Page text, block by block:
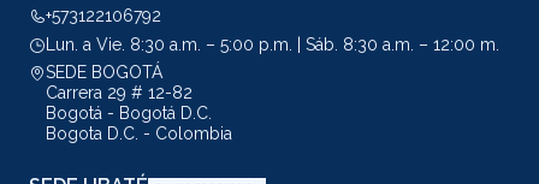
+573122106792
Lun. a Vie. 8:30 a.m. – 5:00 p.m. | Sáb. 8:30 a.m. – 12:00 m.
SEDE BOGOTÁ
Carrera 29 # 12-82
Bogotá - Bogotá D.C.
Bogota D.C. - Colombia